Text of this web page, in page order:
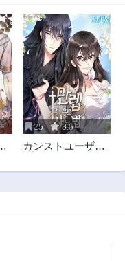
25 8.5
カンストユーザー
方法